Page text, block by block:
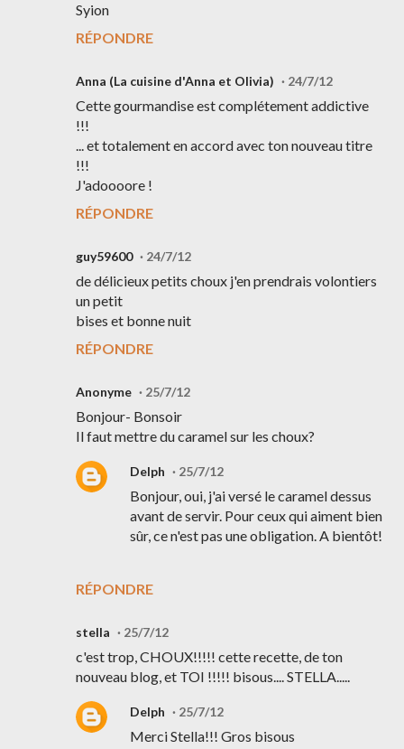
Syion
RÉPONDRE
Anna (La cuisine d'Anna et Olivia) 24/7/12
Cette gourmandise est complétement addictive
!!!
... et totalement en accord avec ton nouveau titre
!!!
J'adoooore !
RÉPONDRE
guy59600 24/7/12
de délicieux petits choux j'en prendrais volontiers
un petit
bises et bonne nuit
RÉPONDRE
Anonyme 25/7/12
Bonjour- Bonsoir
Il faut mettre du caramel sur les choux?
RÉPONDRE
Delph 25/7/12
Bonjour, oui, j'ai versé le caramel dessus
avant de servir. Pour ceux qui aiment bien
sûr, ce n'est pas une obligation. A bientôt!
stella 25/7/12
c'est trop, CHOUX!!!!! cette recette, de ton
nouveau blog, et TOI !!!!! bisous.... STELLA.....
Delph 25/7/12
Merci Stella!!! Gros bisous